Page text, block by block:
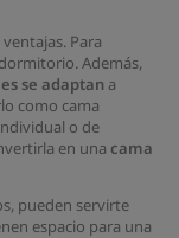
Para
Además,
se adaptan a
como cama
o de
en una cama
pueden servirte
espacio para una